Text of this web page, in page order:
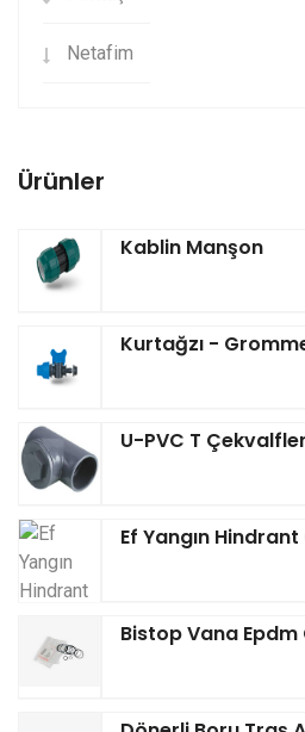
Netafim
Ürünler
Kablin Manşon
Kurtağzı -
U-PVC T Çekvalfler
Ef Yangın
Bistop Vana